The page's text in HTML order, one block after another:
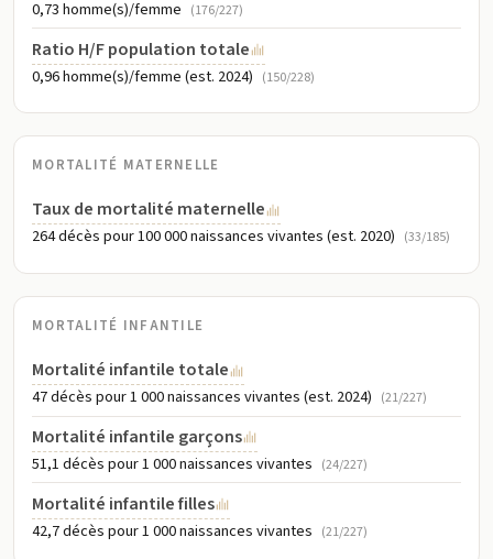
0,73 homme(s)/femme (176/227)
Ratio H/F population totale
0,96 homme(s)/femme (est. 2024) (150/228)
MORTALITÉ MATERNELLE
Taux de mortalité maternelle
264 décès pour 100 000 naissances vivantes (est. 2020) (33/185)
MORTALITÉ INFANTILE
Mortalité infantile totale
47 décès pour 1 000 naissances vivantes (est. 2024) (21/227)
Mortalité infantile garçons
51,1 décès pour 1 000 naissances vivantes (24/227)
Mortalité infantile filles
42,7 décès pour 1 000 naissances vivantes (21/227)